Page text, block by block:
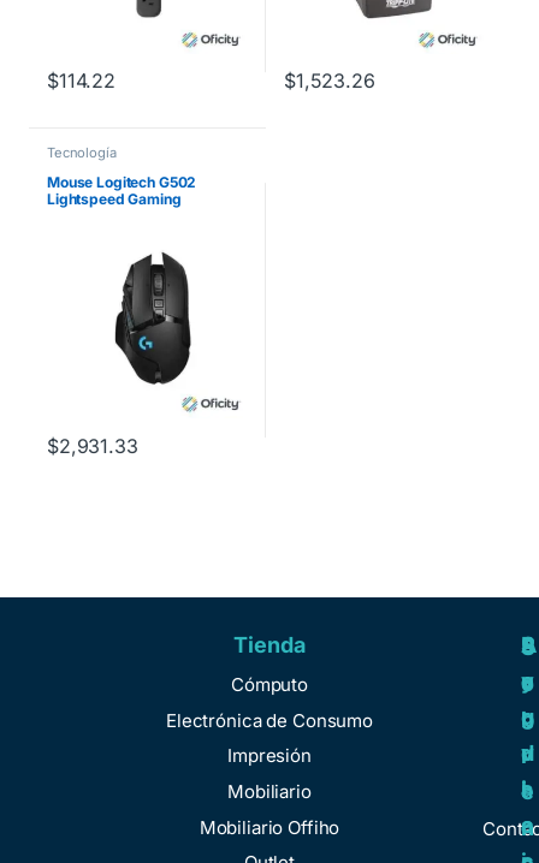
$114.22 $1,523.26
Tecnología
Mouse Logitech G502
Lightspeed Gaming
$2,931.33
Tienda
Cómputo
Electrónica de Consumo
Impresión
Mobiliario
Mobiliario Offiho
A
y
u
d
a
S
o
b
r
e
n
R
e
g
u
l
a
S
e
r
v
i
c